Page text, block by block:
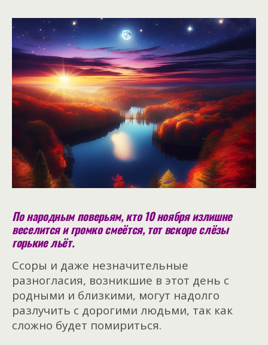
По народным поверьям, кто 10 ноября излишне
веселится и громко смеётся, тот вскоре слёзы
горькие льёт.
Ссоры и даже незначительные
разногласия, возникшие в этот день с
родными и близкими, могут надолго
разлучить с дорогими людьми, так как
сложно будет помириться.